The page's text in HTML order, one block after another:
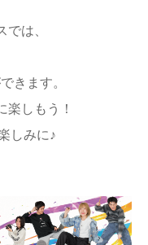
は、
きます。
楽しもう！
しみに♪